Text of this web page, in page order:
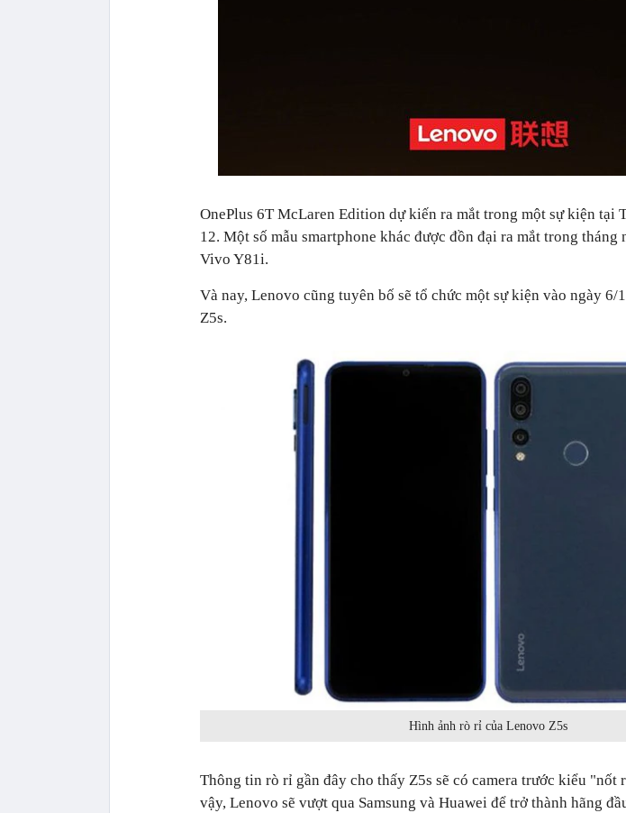
OnePlus 6T McLaren Edition dự kiến ra mắt trong một sự kiện tại
12. Một số mẫu smartphone khác được đồn đại ra mắt trong tháng
Vivo Y81i.
Và nay, Lenovo cũng tuyên bố sẽ tổ chức một sự kiện vào ngày 6/
Z5s.
Hình ảnh rò rỉ của Lenovo Z5s
Thông tin rò rỉ gần đây cho thấy Z5s sẽ có camera trước kiểu "nốt
vậy, Lenovo sẽ vượt qua Samsung và Huawei để trở thành hãng